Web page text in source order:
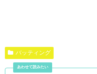
バッティング